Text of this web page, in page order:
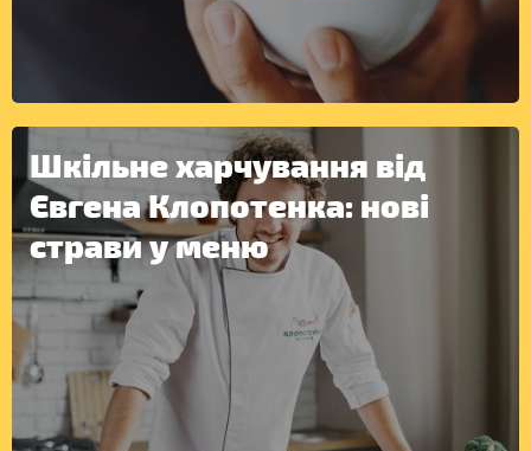
Шкільне харчування від
Євгена Клопотенка: нові
страви у меню